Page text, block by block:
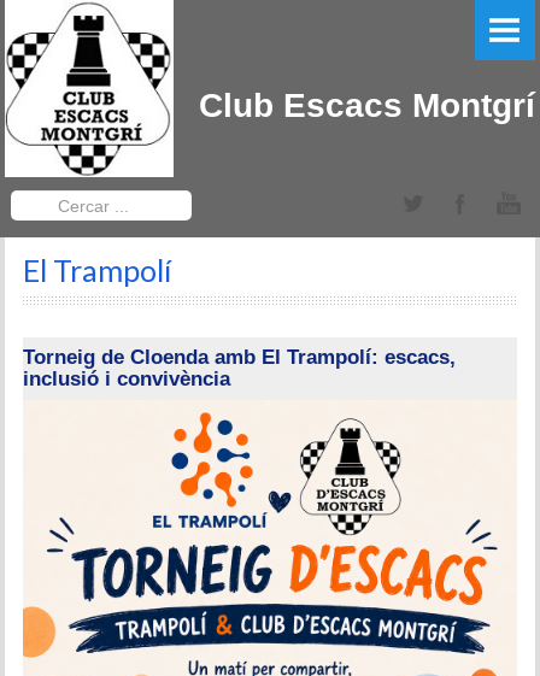
Club Escacs Montgrí
PORTADA
EL CLUB
LLIGA CATALANA
Equips Sub-12
TORNEIGS DEL CLUB
Obert Baix Ter IRT Sub 2200
Historial Obert Baix Ter
Historial del torneig Montgrí
Torneig de Nadal
Historial del torneig de Nadal
...
El Trampolí
Torneig de Cloenda amb El Trampolí: escacs,
inclusió i convivència